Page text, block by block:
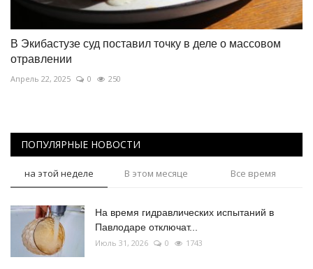
В Экибастузе суд поставил точку в деле о массовом
отравлении
Апрель 22, 2025 0 250
ПОПУЛЯРНЫЕ НОВОСТИ
на этой неделе В этом месяце Все время
На время гидравлических испытаний в
Павлодаре отключат...
Июль 31, 2026 0 1743